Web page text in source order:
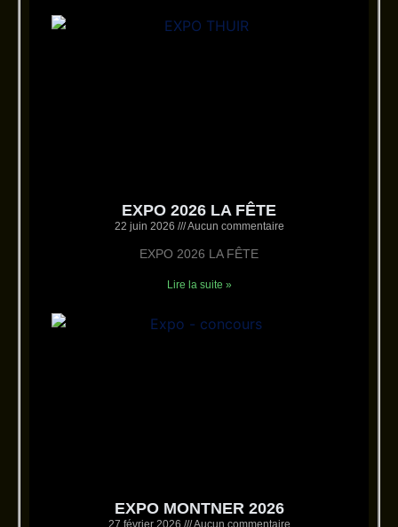
EXPO 2026 LA FÊTE
22 juin 2026 Aucun commentaire
EXPO 2026 LA FÊTE
Lire la suite »
EXPO MONTNER 2026
27 février 2026 Aucun commentaire